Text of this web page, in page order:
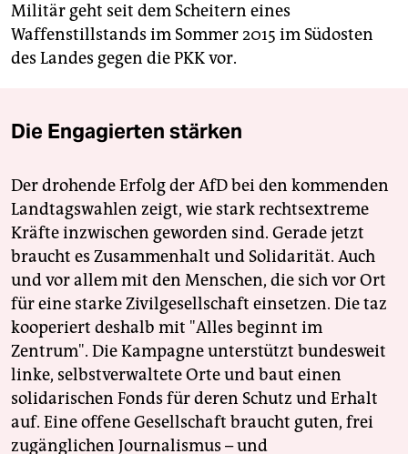
Militär geht seit dem Scheitern eines
Waffenstillstands im Sommer 2015 im Südosten
des Landes gegen die PKK vor.
Die Engagierten stärken
Der drohende Erfolg der AfD bei den kommenden
Landtagswahlen zeigt, wie stark rechtsextreme
Kräfte inzwischen geworden sind. Gerade jetzt
braucht es Zusammenhalt und Solidarität. Auch
und vor allem mit den Menschen, die sich vor Ort
für eine starke Zivilgesellschaft einsetzen. Die taz
kooperiert deshalb mit "Alles beginnt im
Zentrum". Die Kampagne unterstützt bundesweit
linke, selbstverwaltete Orte und baut einen
solidarischen Fonds für deren Schutz und Erhalt
auf. Eine offene Gesellschaft braucht guten, frei
zugänglichen Journalismus – und